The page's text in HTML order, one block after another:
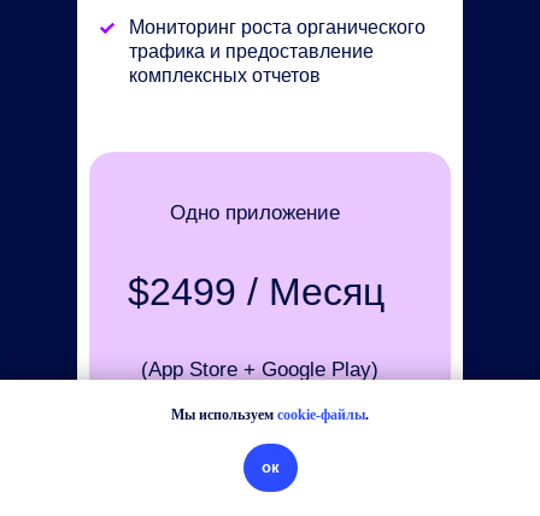
Asodeskдля
стартапов
Запланировать звонок с экспертом
(App Store + Google Play)
Одно приложение
$2499 / Месяц
Мониторинг роста органического
трафика и предоставление
комплексных отчетов
Мы используем cookie-файлы.
ок